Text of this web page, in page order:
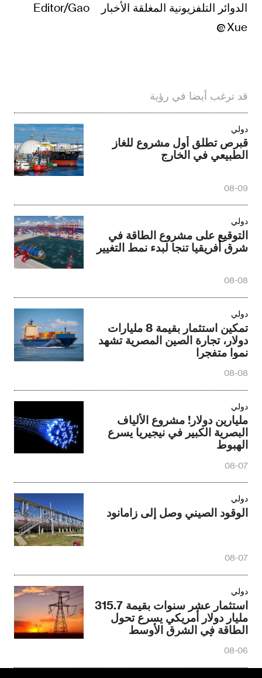
الدوائر التلفزيونية المغلقة الأخبار Editor/Gao
Xue
قد ترغب أيضا في رؤية
دولي
قبرص تطلق أول مشروع للغاز
الطبيعي في الخارج
08-09
دولي
التوقيع على مشروع الطاقة في
شرق أفريقيا تنجا لبدء نمط التغيير
08-08
دولي
تمكين استثمار بقيمة 8 مليارات
دولار، تجارة الصين المصرية تشهد
نموا متفجرا
08-08
دولي
مليارين دولار! مشروع الألياف
البصرية الكبير في نيجيريا يسرع
الهبوط
08-07
دولي
الوقود الصيني وصل إلى زامانود
08-07
دولي
استثمار عشر سنوات بقيمة 315.7
مليار دولار أمريكي يسرع تحول
الطاقة في الشرق الأوسط
08-06